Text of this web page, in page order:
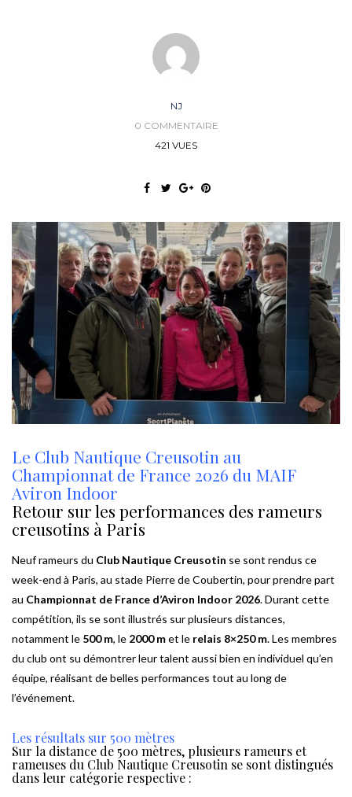
NJ
0 COMMENTAIRE
421 VUES
Le Club Nautique Creusotin au
Championnat de France 2026 du MAIF
Aviron Indoor
Retour sur les performances des rameurs
creusotins à Paris
Neuf rameurs du Club Nautique Creusotin se sont rendus ce
week-end à Paris, au stade Pierre de Coubertin, pour prendre part
au Championnat de France d’Aviron Indoor 2026. Durant cette
compétition, ils se sont illustrés sur plusieurs distances,
notamment le 500 m, le 2000 met le relais 8×250 m. Les membres
du club ont su démontrer leur talent aussi bien en individuel qu’en
équipe, réalisant de belles performances tout au long de
l’événement.
Les résultats sur 500 mètres
Sur la distance de 500 mètres, plusieurs rameurs et
rameuses du Club Nautique Creusotin se sont distingués
dans leur catégorie respective :